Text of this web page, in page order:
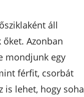
áll
Azonban
mondjunk egy
férfit, csorbát
is lehet, hogy soha